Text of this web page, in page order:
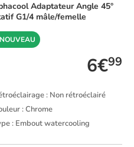
Adaptateur Angle 45°
G1/4 mâle/femelle
NOUVEAU
6€99
: Non rétroéclairé
: Chrome
: Embout watercooling